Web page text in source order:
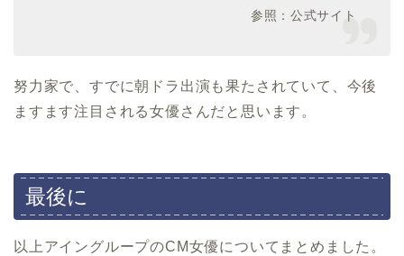
参照：公式サイト
努力家で、すでに朝ドラ出演も果たされていて、今後
ますます注目される女優さんだと思います。
最後に
以上アイングループのCM女優についてまとめました。